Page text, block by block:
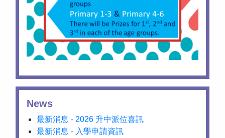
News
最新消息 - 2026 升中派位喜訊
最新消息 - 入學申請資訊